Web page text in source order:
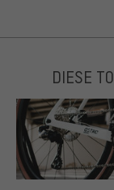
DIESE